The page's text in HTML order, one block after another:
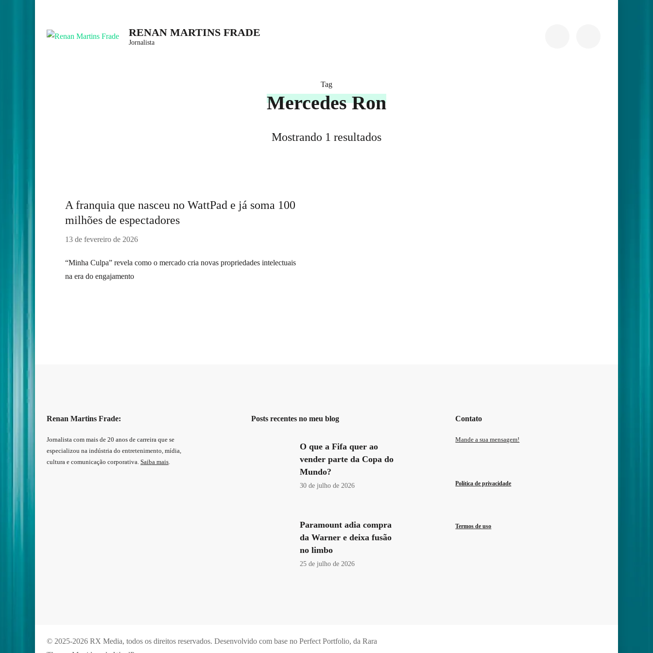
content
RENAN MARTINS FRADE
Jornalista
Tag
Mercedes Ron
Mostrando 1 resultados
A franquia que nasceu no WattPad e já soma 100
milhões de espectadores
13 de fevereiro de 2026
“Minha Culpa” revela como o mercado cria novas propriedades intelectuais
na era do engajamento
Renan Martins Frade:
Jornalista com mais de 20 anos de carreira que se
especializou na indústria do entretenimento, mídia,
cultura e comunicação corporativa. Saiba mais.
Posts recentes no meu blog
O que a Fifa quer ao
vender parte da Copa do
Mundo?
30 de julho de 2026
Paramount adia compra
da Warner e deixa fusão
no limbo
25 de julho de 2026
Contato
Mande a sua mensagem!
Política de privacidade
Termos de uso
© 2025-2026 RX Media, todos os direitos reservados. Desenvolvido com base no Perfect Portfolio, da Rara